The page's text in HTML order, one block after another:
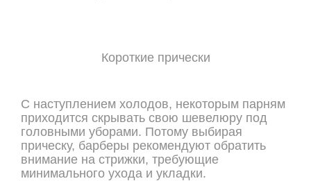
Короткие прически
С наступлением холодов, некоторым парням
приходится скрывать свою шевелюру под
головными уборами. Потому выбирая
прическу, барберы рекомендуют обратить
внимание на стрижки, требующие
минимального ухода и укладки.